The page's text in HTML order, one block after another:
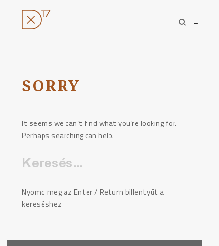
tartalomhoz
open
search
open
SORRY
It seems we can’t find what you’re looking for.
Perhaps searching can help.
Keresés:
Nyomd meg az Enter / Return billentyűt a
kereséshez